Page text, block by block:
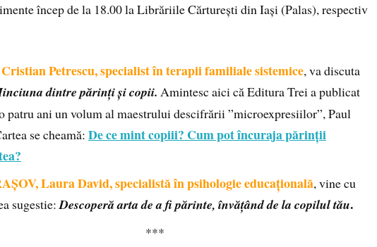
încep de la 18.00 la Librăriile Cărturești din Iași (Palas), respectiv
Petrescu, specialist în terapii familiale sistemice, va discuta
dintre părinți și copii. Amintesc aici că Editura Trei a publicat
patru ani un volum al maestrului descifrării ”microexpresiilor”, Paul
se cheamă: De ce mint copiii? Cum pot încuraja părinții
Laura David, specialistă în psihologie educațională, vine cu
sugestie: Descoperă arta de a fi părinte, învățând de la copilul tău.
***